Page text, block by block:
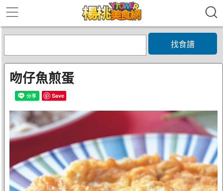
找食譜
吻仔魚煎蛋
Save